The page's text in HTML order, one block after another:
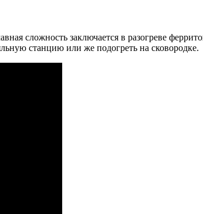
сложность заключается в разогреве
станцию или же подогреть на сковородке.